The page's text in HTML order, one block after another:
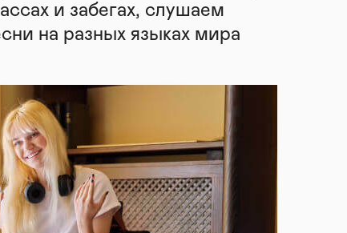
и забегах, слушаем
на разных языках мира